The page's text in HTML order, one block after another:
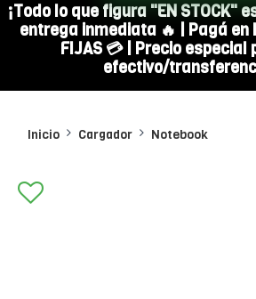
¡Todo lo que figura "EN STOCK"
entrega inmediata 🔥 | Pagá en
FIJAS 💳 | Precio especial
efectivo/
Inicio Cargador Notebook